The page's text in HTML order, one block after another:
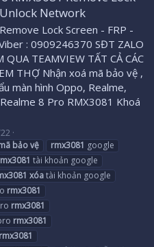
Unlock Network
Lock Screen - FRP -
: 0909246370 SĐT ZALO
TEAMVIEW TẤT CẢ CÁC
THỢ Nhận xoá mã bảo vệ ,
màn hình Oppo, Realme,
8 Pro RMX3081 Khoá
bảovệ rmx3081 google
tài khoản google
xóatài khoản google
rmx3081
rmx3081
rmx3081
rmx3081